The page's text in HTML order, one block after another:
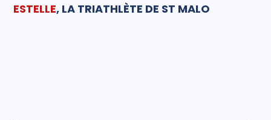
ESTELLE, LA TRIATHLÈTE DE ST MALO